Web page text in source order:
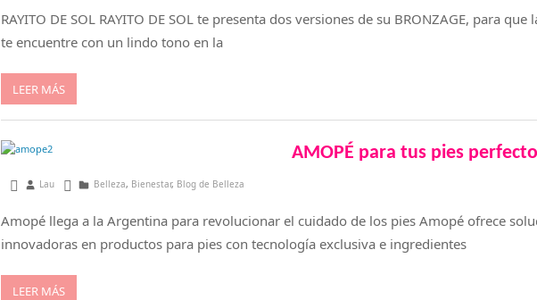
RAYITO DE SOL RAYITO DE SOL te presenta dos versiones de su BRONZAGE, para que
te encuentre con un lindo tono en la
LEER MÁS
AMOPÉ para tus pies
julio 17, 2015
Lau Belleza, Bienestar, Blog de Belleza
Amopé llega a la Argentina para revolucionar el cuidado de los pies Amopé ofrece
innovadoras en productos para pies con tecnología exclusiva e ingredientes
LEER MÁS